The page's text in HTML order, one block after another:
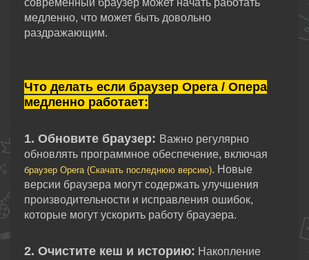
современный браузер может начать работать
медленно, что может быть довольно
раздражающим.
Что делать если браузер Opera / Опера
медленно работает:
1. Обновите браузер: Важно регулярно
обновлять программное обеспечение, включая
браузер Opera (Скачать последнюю версию). Новые
версии браузера могут содержать улучшения
производительности и исправления ошибок,
которые могут ускорить работу браузера.
2. Очистите кеш и историю: Накопление